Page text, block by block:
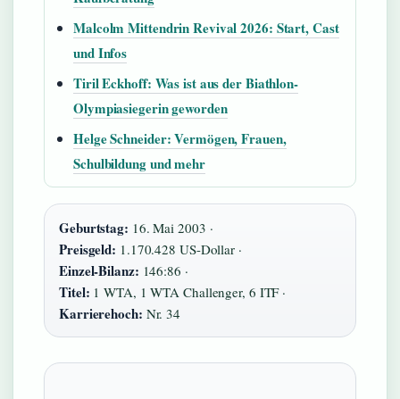
Malcolm Mittendrin Revival 2026: Start, Cast
und Infos
Tiril Eckhoff: Was ist aus der Biathlon-
Olympiasiegerin geworden
Helge Schneider: Vermögen, Frauen,
Schulbildung und mehr
Geburtstag: 16. Mai 2003 ·
Preisgeld: 1.170.428 US-Dollar ·
Einzel-Bilanz: 146:86 ·
Titel: 1 WTA, 1 WTA Challenger, 6 ITF ·
Karrierehoch: Nr. 34